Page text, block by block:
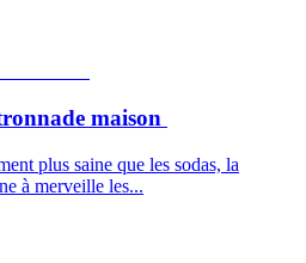
maison
plus saine que les sodas, la
à merveille les...